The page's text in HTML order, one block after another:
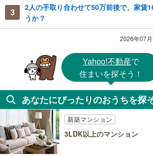
3
2人の手取り合わせて50万前後で、家賃
うか？
2026年07
Yahoo!不動産で
住まいを探そう！
あなたにぴったりのおうちを探
新築マンション
3LDK以上のマンション